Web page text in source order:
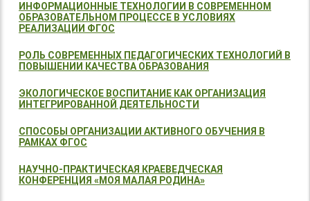
ИНФОРМАЦИОННЫЕ ТЕХНОЛОГИИ В СОВРЕМЕННОМ
ОБРАЗОВАТЕЛЬНОМ ПРОЦЕССЕ В УСЛОВИЯХ
РЕАЛИЗАЦИИ ФГОС
РОЛЬ СОВРЕМЕННЫХ ПЕДАГОГИЧЕСКИХ ТЕХНОЛОГИЙ В
ПОВЫШЕНИИ КАЧЕСТВА ОБРАЗОВАНИЯ
ЭКОЛОГИЧЕСКОЕ ВОСПИТАНИЕ КАК ОРГАНИЗАЦИЯ
ИНТЕГРИРОВАННОЙ ДЕЯТЕЛЬНОСТИ
СПОСОБЫ ОРГАНИЗАЦИИ АКТИВНОГО ОБУЧЕНИЯ В
РАМКАХ ФГОС
НАУЧНО-ПРАКТИЧЕСКАЯ КРАЕВЕДЧЕСКАЯ
КОНФЕРЕНЦИЯ «МОЯ МАЛАЯ РОДИНА»